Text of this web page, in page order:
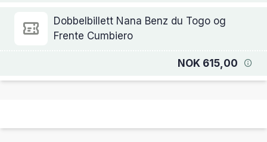
Dobbelbillett Nana Benz du Togo og
Frente Cumbiero
NOK 615,00